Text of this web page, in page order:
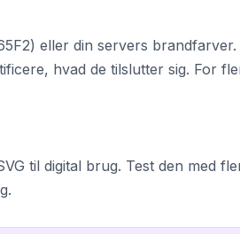
eller din servers brandfarver.
hvad de tilslutter sig. For
til digital brug. Test den med